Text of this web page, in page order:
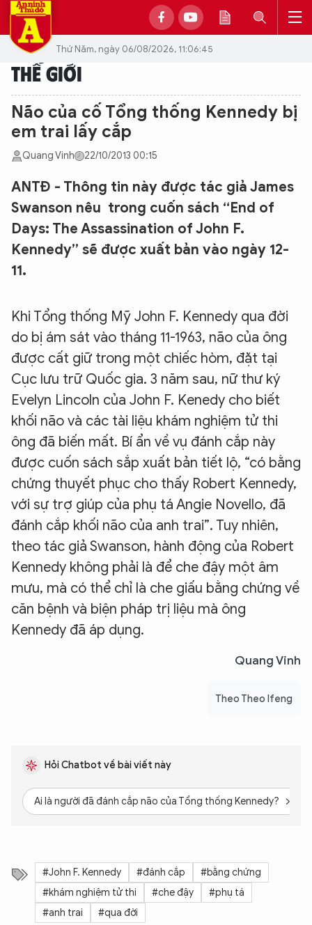
Thứ Năm, ngày 06/08/2026, 11:06:45
THẾ GIỚI
Não của cố Tổng thống Kennedy bị
em trai lấy cắp
Quang Vinh 22/10/2013 00:15
ANTĐ - Thông tin này được tác giả James
Swanson nêu trong cuốn sách “End of
Days: The Assassination of John F.
Kennedy” sẽ được xuất bản vào ngày 12-
11.
Khi Tổng thống Mỹ John F. Kennedy qua đời
do bị ám sát vào tháng 11-1963, não của ông
được cất giữ trong một chiếc hòm, đặt tại
Cục lưu trữ Quốc gia. 3 năm sau, nữ thư ký
Evelyn Lincoln của John F. Kenedy cho biết
khối não và các tài liệu khám nghiệm tử thi
ông đã biến mất. Bí ẩn về vụ đánh cắp này
được cuốn sách sắp xuất bản tiết lộ, “có bằng
chứng thuyết phục cho thấy Robert Kennedy,
với sự trợ giúp của phụ tá Angie Novello, đã
đánh cắp khối não của anh trai”. Tuy nhiên,
theo tác giả Swanson, hành động của Robert
Kennedy không phải là để che đậy một âm
mưu, mà có thể chỉ là che giấu bằng chứng về
căn bệnh và biện pháp trị liệu mà ông
Kennedy đã áp dụng.
Quang Vinh
Theo Theo Ifeng
Hỏi Chatbot về bài viết này
Ai là người đã đánh cắp não của Tổng thống Kennedy?
#John F. Kennedy #đánh cắp
#bằng chứng
#khám nghiệm tử thi
#che đậy
#phụ tá
#anh trai
#qua đời